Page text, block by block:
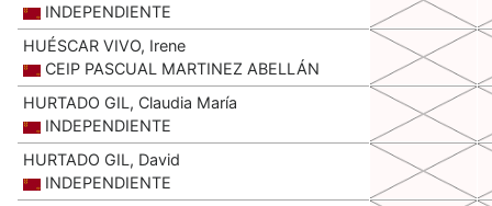
INDEPENDIENTE
HUÉSCAR VIVO, Irene
CEIP PASCUAL MARTINEZ ABELLÁN
HURTADO GIL, Claudia María
INDEPENDIENTE
HURTADO GIL, David
INDEPENDIENTE